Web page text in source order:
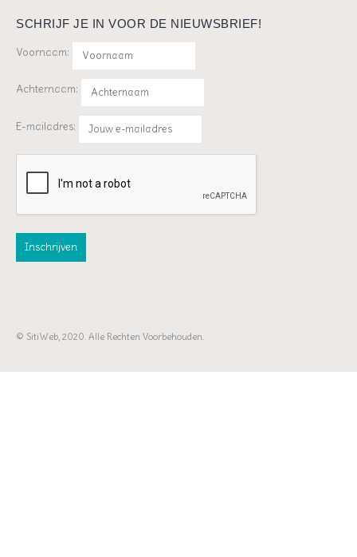
SCHRIJF JE IN VOOR DE NIEUWSBRIEF!
Voornaam:
Achternaam:
E-mailadres:
© SitiWeb, 2020. Alle Rechten Voorbehouden.